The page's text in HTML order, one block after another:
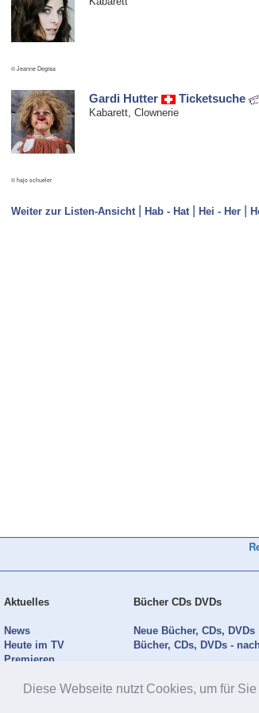
Diese Webseite nutzt Cookies, um für
© Jeanne Degraa
© hajo schueler
Gardi Hutter Ticketsuche
Kabarett, Clownerie
Weiter zur Listen-Ansicht| Hab - Hat| Hei - Her |
Aktuelles
News
Heute im TV
Premieren
Bücher CDs DVDs
Neue Bücher, CDs, DVDs
Bücher, CDs, DVDs -